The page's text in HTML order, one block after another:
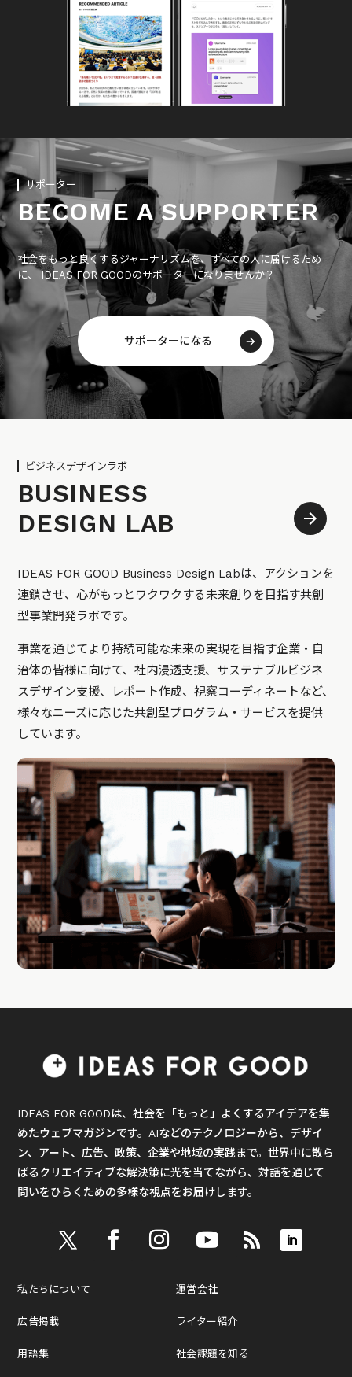
サポーター
BECOME A SUPPORTER
社会をもっと良くするジャーナリズムを、すべての人に届けるため
に、 IDEAS FOR GOODのサポーターになりませんか？
サポーターになる
ビジネスデザインラボ
BUSINESS
DESIGN LAB
IDEAS FOR GOOD Business Design Labは、アクションを
連鎖させ、心がもっとワクワクする未来創りを目指す共創
型事業開発ラボです。
事業を通じてより持続可能な未来の実現を目指す企業・自
治体の皆様に向けて、社内浸透支援、サステナブルビジネ
スデザイン支援、レポート作成、視察コーディネートなど、
様々なニーズに応じた共創型プログラム・サービスを提供
しています。
IDEAS FOR GOODは、社会を「もっと」よくするアイデアを集
めたウェブマガジンです。AIなどのテクノロジーから、デザイ
ン、アート、広告、政策、企業や地域の実践まで。世界中に散ら
ばるクリエイティブな解決策に光を当てながら、対話を通じて
問いをひらくための多様な視点をお届けします。
私たちについて
広告掲載
用語集
運営会社
ライター紹介
社会課題を知る